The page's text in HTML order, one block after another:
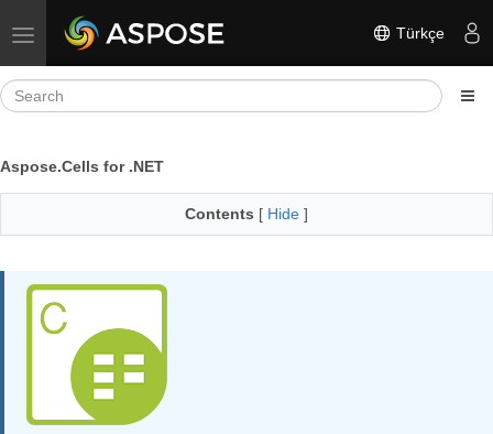
Toggle navigation Türkçe
Aspose.Cells for .NET
Contents [ Hide ]